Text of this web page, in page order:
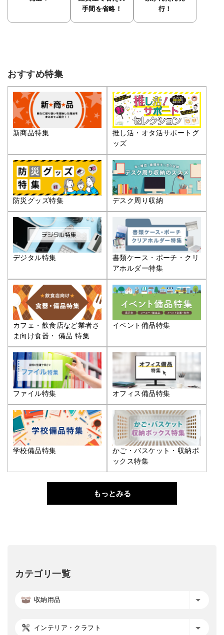
手間を省略！
行！
おすすめ特集
新商品特集
推し活・オタ活サポートグ
ッズ
防災グッズ特集 デスク周り収納
デジタル特集
書類ケース・ポーチ・クリ
アホルダー特集
カフェ・飲食店など業者さ
ま向け食器・ 備品 特集
イベント備品特集
ファイル特集 オフィス備品特集
学校備品特集
かご・バスケット・収納ボ
ックス特集
もっとみる
カテゴリ一覧
収納用品
インテリア・クラフト